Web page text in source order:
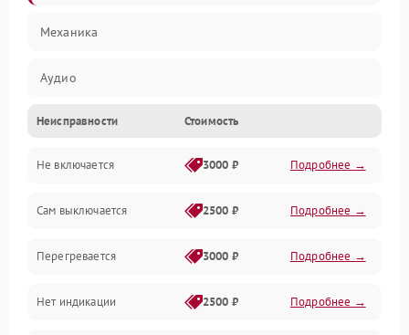
Механика
Аудио
Неисправности Стоимость
Не включается 3000 ₽ Подробнее →
Сам выключается 2500 ₽ Подробнее →
Перегревается 3000 ₽ Подробнее →
Нет индикации 2500 ₽ Подробнее →